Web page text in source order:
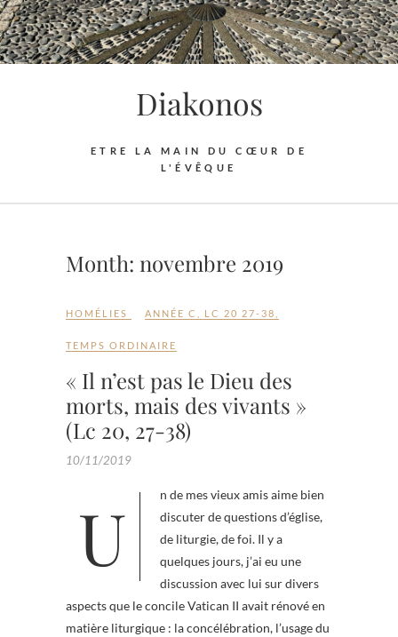
Skip
to
content
Diakonos
ETRE LA MAIN DU CŒUR DE
L'ÉVÊQUE
Month: novembre 2019
HOMÉLIES ANNÉE C LC 20 27-38
TEMPS ORDINAIRE
« Il n’est pas le Dieu des
morts, mais des vivants »
(Lc 20, 27-38)
10/11/2019
Un de mes vieux amis aime bien
discuter de questions d’église,
de liturgie, de foi. Il y a
quelques jours, j’ai eu une
discussion avec lui sur divers
aspects que le concile Vatican II avait rénové en
matière liturgique : la concélébration, l’usage du